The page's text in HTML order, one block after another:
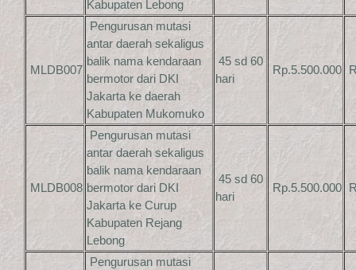
Kabupaten Lebong
MLDB007
Pengurusan mutasi
antar daerah sekaligus
balik nama kendaraan
bermotor dari DKI
Jakarta ke daerah
Kabupaten Mukomuko
45 sd 60
hari
Rp.5.500.000
MLDB008
Pengurusan mutasi
antar daerah sekaligus
balik nama kendaraan
bermotor dari DKI
Jakarta ke Curup
Kabupaten Rejang
Lebong
45 sd 60
hari
Rp.5.500.000
Pengurusan mutasi